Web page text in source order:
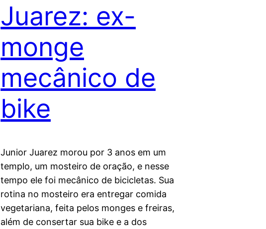
Juarez: ex-
monge
mecânico de
bike
Junior Juarez morou por 3 anos em um
templo, um mosteiro de oração, e nesse
tempo ele foi mecânico de bicicletas. Sua
rotina no mosteiro era entregar comida
vegetariana, feita pelos monges e freiras,
além de consertar sua bike e a dos